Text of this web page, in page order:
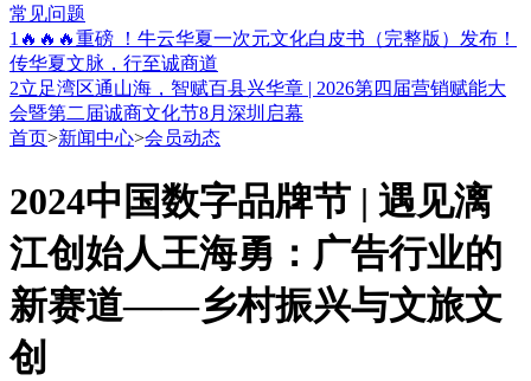
常见问题
1 🔥🔥🔥重磅 ！牛云华夏一次元文化白皮书（完整版）发布！
传华夏文脉，行至诚商道
2立足湾区通山海，智赋百县兴华章 | 2026第四届营销赋能大
会暨第二届诚商文化节8月深圳启幕
首页>新闻中心>会员动态
2024中国数字品牌节 | 遇见漓
江创始人王海勇：广告行业的
新赛道——乡村振兴与文旅文
创